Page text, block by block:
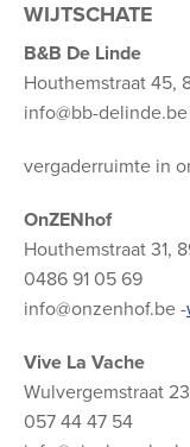
WIJTSCHATE
B&B De Linde
Houthemstraat 45,
info@bb-
vergaderruimte in
OnZENhof
Houthemstraat 31,
0486 91 05 69
info@onzenhof.be -
Vive La Vache
Wulvergemstraat
057 44 47 54